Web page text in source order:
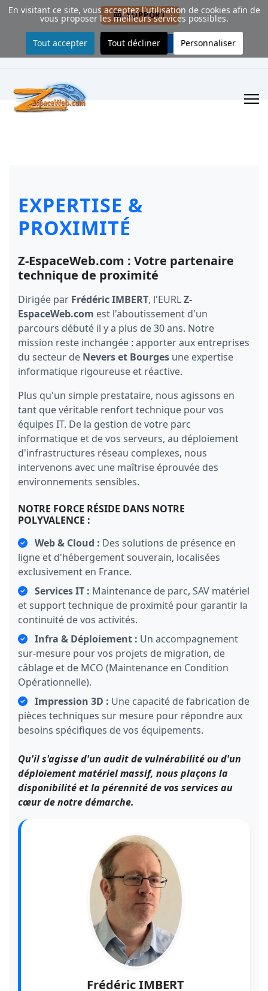
. SUPPORT
. CONTACT
EXPERTISE &
PROXIMITÉ
Z-EspaceWeb.com : Votre partenaire
technique de proximité
Dirigée par Frédéric IMBERT, l'EURLZ-
EspaceWeb.com est l'aboutissement d'un
parcours débuté il y a plus de 30 ans. Notre
mission reste inchangée : apporter aux entreprises
du secteur de Nevers et Bourges une expertise
informatique rigoureuse et réactive.
Plus qu'un simple prestataire, nous agissons en
tant que véritable renfort technique pour vos
équipes IT. De la gestion de votre parc
informatique et de vos serveurs, au déploiement
d'infrastructures réseau complexes, nous
intervenons avec une maîtrise éprouvée des
environnements sensibles.
NOTRE FORCE RÉSIDE DANS NOTRE
POLYVALENCE :
Web & Cloud : Des solutions de présence en
ligne et d'hébergement souverain, localisées
exclusivement en France.
Services IT : Maintenance de parc, SAV matériel
et support technique de proximité pour garantir la
continuité de vos activités.
Infra & Déploiement : Un accompagnement
sur-mesure pour vos projets de migration, de
câblage et de MCO (Maintenance en Condition
Opérationnelle).
Impression 3D : Une capacité de fabrication de
pièces techniques sur mesure pour répondre aux
besoins spécifiques de vos équipements.
Qu'il s'agisse d'un audit de vulnérabilité ou d'un
déploiement matériel massif, nous plaçons la
disponibilité et la pérennité de vos services au
cœur de notre démarche.
Frédéric IMBERT
En visitant ce site, vous acceptez l'utilisation de cookies afin de
vous proposer les meilleurs services possibles.
Tout accepter Tout décliner Personnaliser